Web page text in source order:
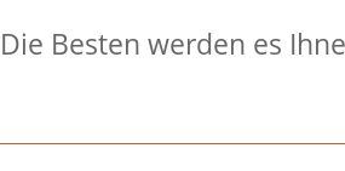
Die Besten werden es